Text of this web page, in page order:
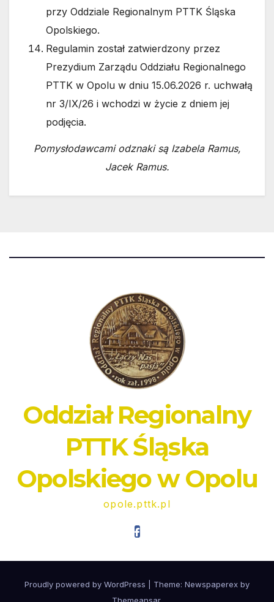
przy Oddziale Regionalnym PTTK Śląska
Opolskiego.
Regulamin został zatwierdzony przez
Prezydium Zarządu Oddziału Regionalnego
PTTK w Opolu w dniu 15.06.2026 r. uchwałą
nr 3/IX/26 i wchodzi w życie z dniem jej
podjęcia.
Pomysłodawcami odznaki są Izabela Ramus,
Jacek Ramus.
Oddział Regionalny
PTTK Śląska
Opolskiego w Opolu
opole.pttk.pl
Proudly powered by WordPress
Theme: Newspaperex by